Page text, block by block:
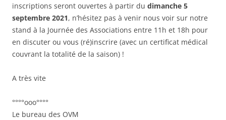
inscriptions seront ouvertes à partir du dimanche 5
septembre 2021, n’hésitez pas à venir nous voir sur notre
stand à la Journée des Associations entre 11h et 18h pour
en discuter ou vous (ré)inscrire (avec un certificat médical
couvrant la totalité de la saison) !
A très vite
°°°°ooo°°°°
Le bureau des OVM